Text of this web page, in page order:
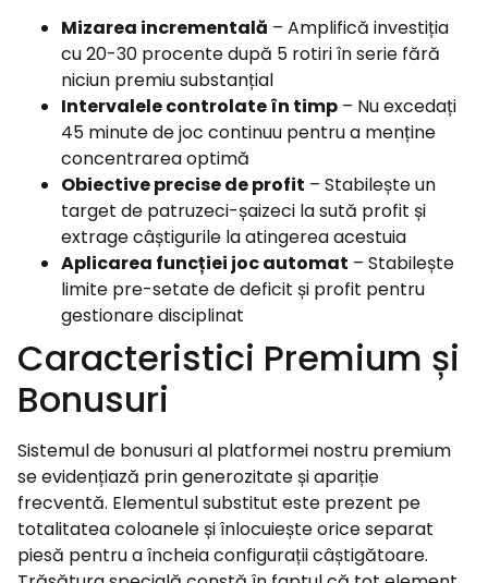
Mizarea incrementală – Amplifică investiția
cu 20-30 procente după 5 rotiri în serie fără
niciun premiu substanțial
Intervalele controlate în timp – Nu excedați
45 minute de joc continuu pentru a menține
concentrarea optimă
Obiective precise de profit – Stabilește un
target de patruzeci-șaizeci la sută profit și
extrage câștigurile la atingerea acestuia
Aplicarea funcției joc automat – Stabilește
limite pre-setate de deficit și profit pentru
gestionare disciplinat
Caracteristici Premium și
Bonusuri
Sistemul de bonusuri al platformei nostru premium
se evidențiază prin generozitate și apariție
frecventă. Elementul substitut este prezent pe
totalitatea coloanele și înlocuiește orice separat
piesă pentru a încheia configurații câștigătoare.